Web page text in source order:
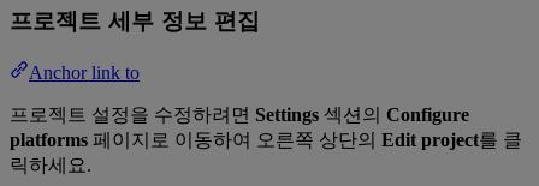
프로젝트 세부 정보 편집
Anchor link to
프로젝트 설정을 수정하려면 Settings 섹션의 Configure
platforms 페이지로 이동하여 오른쪽 상단의 Edit project를 클
릭하세요.